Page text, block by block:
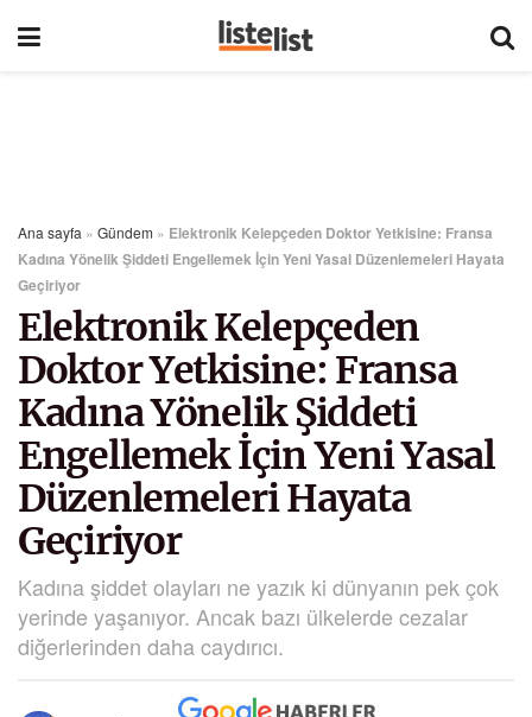
Ana sayfa » Gündem » Elektronik Kelepçeden Doktor Yetkisine: Fransa
Kadına Yönelik Şiddeti Engellemek İçin Yeni Yasal Düzenlemeleri Hayata
Geçiriyor
Elektronik Kelepçeden
Doktor Yetkisine: Fransa
Kadına Yönelik Şiddeti
Engellemek İçin Yeni Yasal
Düzenlemeleri Hayata
Geçiriyor
Kadına şiddet olayları ne yazık ki dünyanın pek çok
yerinde yaşanıyor. Ancak bazı ülkelerde cezalar
diğerlerinden daha caydırıcı.